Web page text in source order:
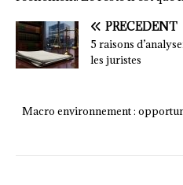
PRÉCÉDENT
5 raisons
les juristes
Macro environnement :